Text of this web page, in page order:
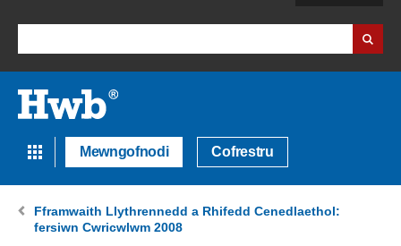
Mewngofnodi Cofrestru
Fframwaith Llythrennedd a Rhifedd Cenedlaethol:
fersiwn Cwricwlwm 2008